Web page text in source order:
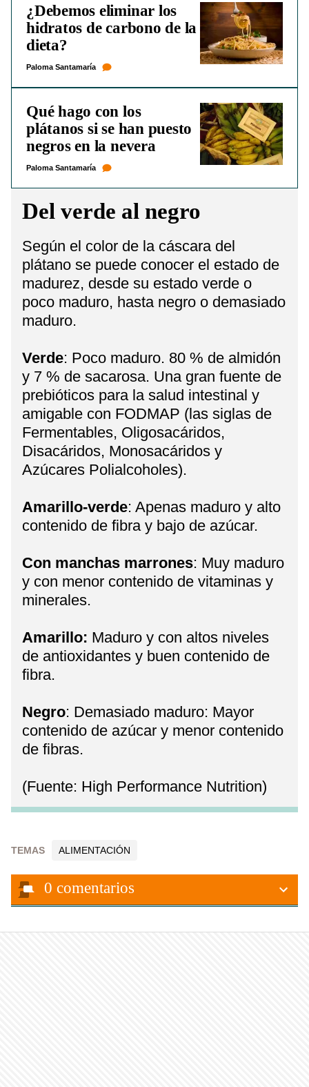
¿Debemos eliminar los
hidratos de carbono de la
dieta?
Paloma Santamaría
Qué hago con los
plátanos si se han puesto
negros en la nevera
Paloma Santamaría
Del verde al negro
Según el color de la cáscara del
plátano se puede conocer el estado de
madurez, desde su estado verde o
poco maduro, hasta negro o demasiado
maduro.
Verde: Poco maduro. 80 % de almidón
y 7 % de sacarosa. Una gran fuente de
prebióticos para la salud intestinal y
amigable con FODMAP (las siglas de
Fermentables, Oligosacáridos,
Disacáridos, Monosacáridos y
Azúcares Polialcoholes).
Amarillo-verde: Apenas maduro y alto
contenido de fibra y bajo de azúcar.
Con manchas marrones: Muy maduro
y con menor contenido de vitaminas y
minerales.
Amarillo: Maduro y con altos niveles
de antioxidantes y buen contenido de
fibra.
Negro: Demasiado maduro: Mayor
contenido de azúcar y menor contenido
de fibras.
​(Fuente: High Performance Nutrition)
TEMAS ALIMENTACIÓN
0 comentarios